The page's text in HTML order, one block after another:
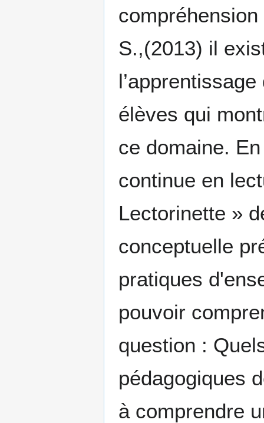
S.,(2013) il
élèves qui
ce domaine.
continue en
Lectorinette »
conceptuelle
pratiques
pouvoir
question :
pédagogiques
à comprendre